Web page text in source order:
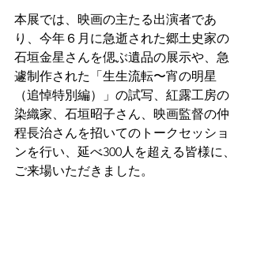
本展では、映画の主たる出演者であ
り、今年６月に急逝された郷土史家の
石垣金星さんを偲ぶ遺品の展示や、急
遽制作された「生生流転〜宵の明星
（追悼特別編）」の試写、紅露工房の
染織家、石垣昭子さん、映画監督の仲
程長治さんを招いてのトークセッショ
ンを行い、延べ300人を超える皆様に、
ご来場いただきました。